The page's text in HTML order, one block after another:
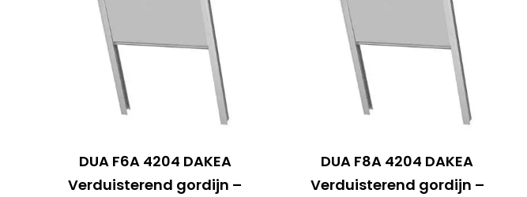
DUA F6A 4204 DAKEA
Verduisterend gordijn –
DUA F8A 4204 DAKEA
Verduisterend gordijn –